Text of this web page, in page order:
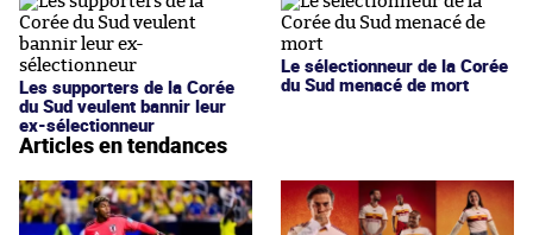
Les supporters de la Corée
du Sud veulent bannir leur
ex-sélectionneur
Le sélectionneur de la Corée
du Sud menacé de mort
Articles en tendances